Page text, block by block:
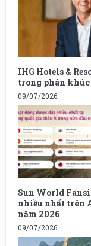
IHG Hotels &
trong phân
09/07/2026
Sun World
nhiều nhất trên
năm 2026
09/07/2026